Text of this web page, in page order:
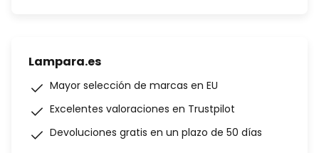
Lampara.es
Mayor selección de marcas en EU
Excelentes valoraciones en Trustpilot
Devoluciones gratis en un plazo de 50 días